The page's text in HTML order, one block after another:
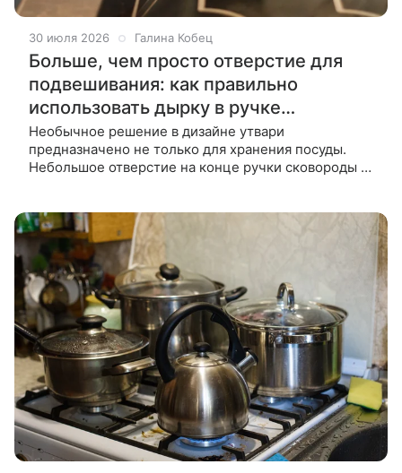
30 июля 2026 Галина Кобец
Больше, чем просто отверстие для
подвешивания: как правильно
использовать дырку в ручке
сковороды
Необычное решение в дизайне утвари
предназначено не только для хранения посуды.
Небольшое отверстие на конце ручки сковороды —